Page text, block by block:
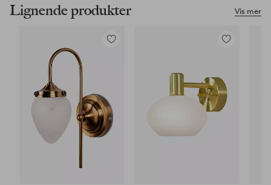
Vis mer
Lignende produkter
Legg
Legg